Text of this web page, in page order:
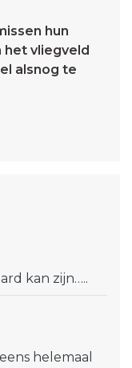
hun
het vliegveld
alsnog te
kan zijn…..
helemaal